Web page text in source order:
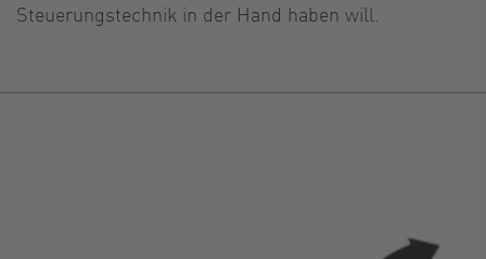
Steuerungstechnik in der Hand haben will.